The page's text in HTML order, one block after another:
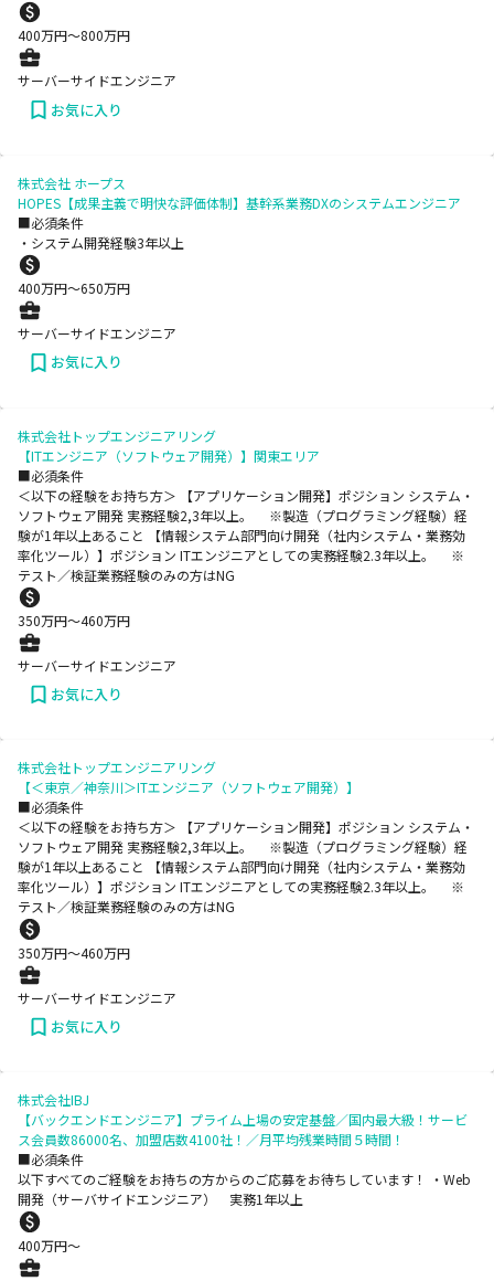
400万円〜800万円
サーバーサイドエンジニア
お気に入り
株式会社 ホープス
HOPES【成果主義で明快な評価体制】基幹系業務DXのシステムエンジニア
■必須条件
・システム開発経験3年以上
400万円〜650万円
サーバーサイドエンジニア
お気に入り
株式会社トップエンジニアリング
【ITエンジニア（ソフトウェア開発）】関東エリア
■必須条件
＜以下の経験をお持ち方＞ 【アプリケーション開発】ポジション システム・
ソフトウェア開発 実務経験2,3年以上。 ※製造（プログラミング経験）経
験が1年以上あること 【情報システム部門向け開発（社内システム・業務効
率化ツール）】ポジション ITエンジニアとしての実務経験2.3年以上。 ※
テスト／検証業務経験のみの方はNG
350万円〜460万円
サーバーサイドエンジニア
お気に入り
株式会社トップエンジニアリング
【＜東京／神奈川＞ITエンジニア（ソフトウェア開発）】
■必須条件
＜以下の経験をお持ち方＞ 【アプリケーション開発】ポジション システム・
ソフトウェア開発 実務経験2,3年以上。 ※製造（プログラミング経験）経
験が1年以上あること 【情報システム部門向け開発（社内システム・業務効
率化ツール）】ポジション ITエンジニアとしての実務経験2.3年以上。 ※
テスト／検証業務経験のみの方はNG
350万円〜460万円
サーバーサイドエンジニア
お気に入り
株式会社IBJ
【バックエンドエンジニア】プライム上場の安定基盤／国内最大級！サービ
ス会員数86000名、加盟店数4100社！／月平均残業時間５時間！
■必須条件
以下すべてのご経験をお持ちの方からのご応募をお待ちしています！ ・Web
開発（サーバサイドエンジニア） 実務1年以上
400万円〜